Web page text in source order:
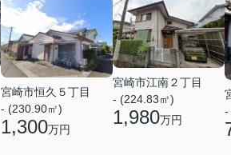
宮崎市恒久５丁目
- (230.90㎡)
1,300万円
宮崎市江南２丁目
- (224.83㎡)
1,980万円
-